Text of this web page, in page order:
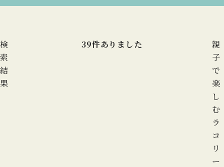
検
索
結
果
39件ありました
親
子
で
楽
し
む
ラ
コ
リ
ー